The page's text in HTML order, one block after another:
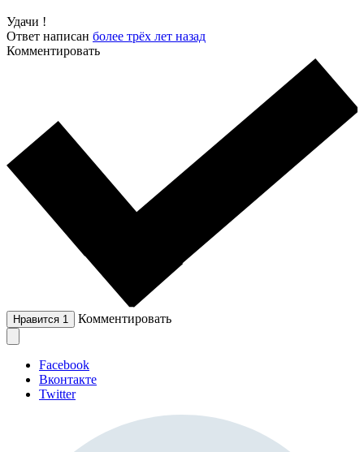
Удачи !
Ответ написан более трёх лет назад
Комментировать
Нравится 1 Комментировать
Facebook
Вконтакте
Twitter